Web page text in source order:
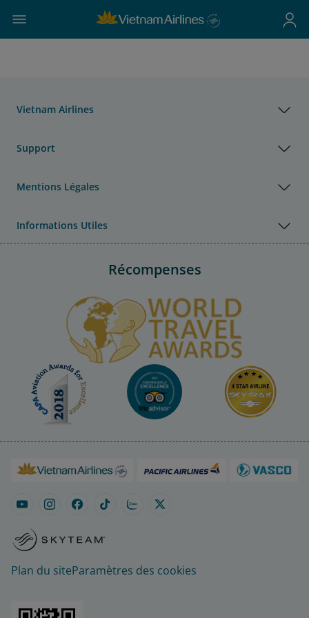
Vietnam Airlines
Support
Mentions Légales
Informations Utiles
Récompenses
Plan du siteParamètres des cookies